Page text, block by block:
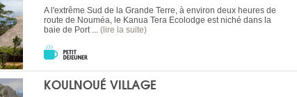
A l'extrême Sud de la Grande Terre, à environ deux heures de
route de Nouméa, le Kanua Tera Ecolodge est niché dans la
baie de Port ... (lire la suite)
KOULNOUÉ VILLAGE